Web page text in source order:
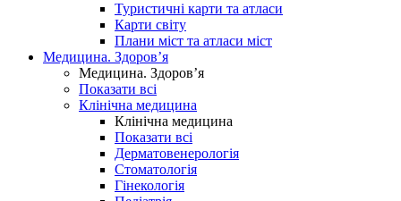
Туристичні карти та атласи
Карти світу
Плани міст та атласи міст
Медицина. Здоров’я
Медицина. Здоров’я
Показати всі
Клінічна медицина
Клінічна медицина
Показати всі
Дерматовенерологія
Стоматологія
Гінекологія